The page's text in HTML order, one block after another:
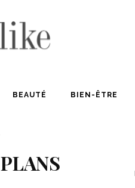
BEAUTÉ BIEN-ÊTRE